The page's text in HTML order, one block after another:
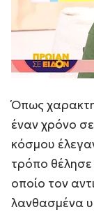
Όπως
έναν χρόνο
κόσμου
τρόπο θέλησε
οποίο τον
λανθασμένα